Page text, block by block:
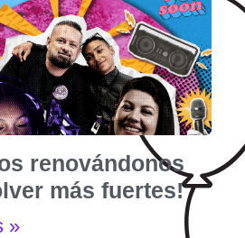
renovándonos
más fuertes!
»